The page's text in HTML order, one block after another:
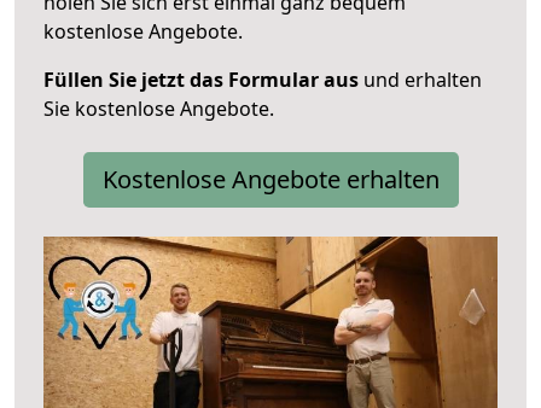
kostenlose Angebote.
Füllen Sie jetzt das Formular aus und erhalten
Sie kostenlose Angebote.
Kostenlose Angebote erhalten